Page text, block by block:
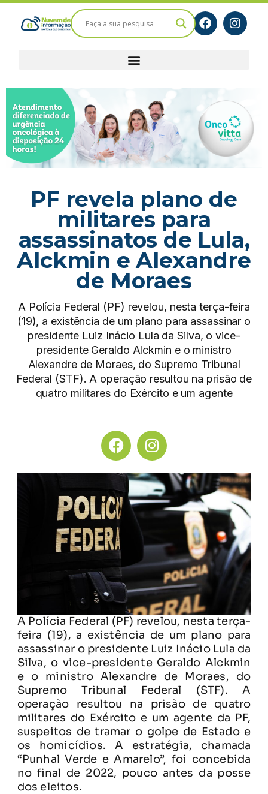
PF revela plano de
militares para
assassinatos de Lula,
Alckmin e Alexandre
de Moraes
A Polícia Federal (PF) revelou, nesta terça-feira
(19), a existência de um plano para assassinar o
presidente Luiz Inácio Lula da Silva, o vice-
presidente Geraldo Alckmin e o ministro
Alexandre de Moraes, do Supremo Tribunal
Federal (STF). A operação resultou na prisão de
quatro militares do Exército e um agente
A Polícia Federal (PF) revelou, nesta terça-
feira (19), a existência de um plano para
assassinar o presidente Luiz Inácio Lula da
Silva, o vice-presidente Geraldo Alckmin
e o ministro Alexandre de Moraes, do
Supremo Tribunal Federal (STF). A
operação resultou na prisão de quatro
militares do Exército e um agente da PF,
suspeitos de tramar o golpe de Estado e
os homicídios. A estratégia, chamada
“Punhal Verde e Amarelo”, foi concebida
no final de 2022, pouco antes da posse
dos eleitos.